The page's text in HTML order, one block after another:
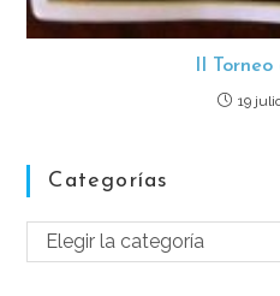
II
19
Categorías
Elegir la categoría